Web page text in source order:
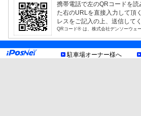
車室・車種により異なる
お知らせ
携帯電話で左のQRコードを
た右のURLを直接入力して頂
レスをご記入の上、送信してく
QRコード® は、株式会社デンソーウェ
駐車場オーナー様へ